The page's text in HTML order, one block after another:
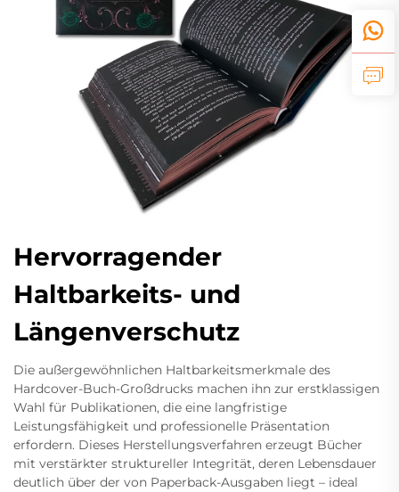
Hervorragender
Haltbarkeits- und
Längenverschutz
Die außergewöhnlichen Haltbarkeitsmerkmale des
Hardcover-Buch-Großdrucks machen ihn zur erstklassigen
Wahl für Publikationen, die eine langfristige
Leistungsfähigkeit und professionelle Präsentation
erfordern. Dieses Herstellungsverfahren erzeugt Bücher
mit verstärkter struktureller Integrität, deren Lebensdauer
deutlich über der von Paperback-Ausgaben liegt – ideal